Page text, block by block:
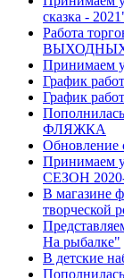
сказка -
Работа
Принимаем
График
График
ФЛЯЖКА
Обновление
Принимаем
СЕЗОН
В магазине
творческой
На рыбалке"
В детские